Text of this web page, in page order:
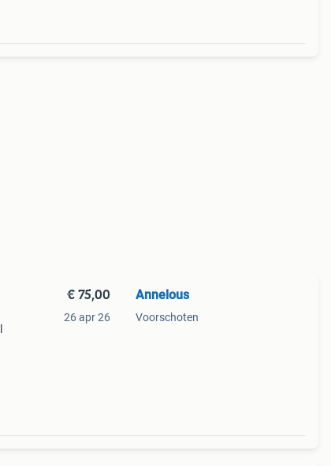
€ 75,00
26 apr 26
Annelous
Voorschoten